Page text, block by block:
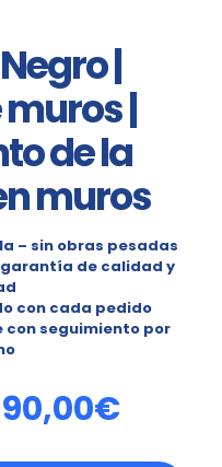
|
|
de la
muros
– sin obras pesadas
de calidad y
con cada pedido
con seguimiento por
€